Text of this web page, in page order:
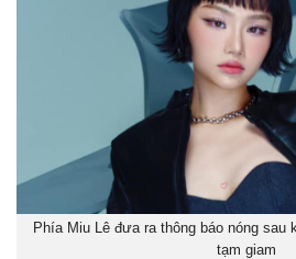
Phía Miu Lê đưa ra thông báo nóng
tạm giam